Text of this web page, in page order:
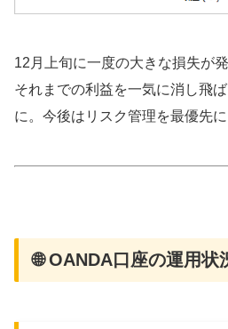
12月上旬に一度の大きな損失が発
それまでの利益を一気に消し飛
に。今後はリスク管理を最優先に
🌐 OANDA口座の運用状